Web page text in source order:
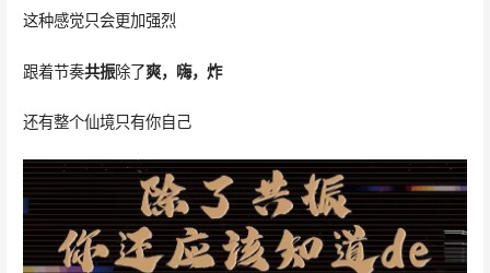
这种感觉只会更加强烈
跟着节奏共振除了爽，嗨，炸
还有整个仙境只有你自己